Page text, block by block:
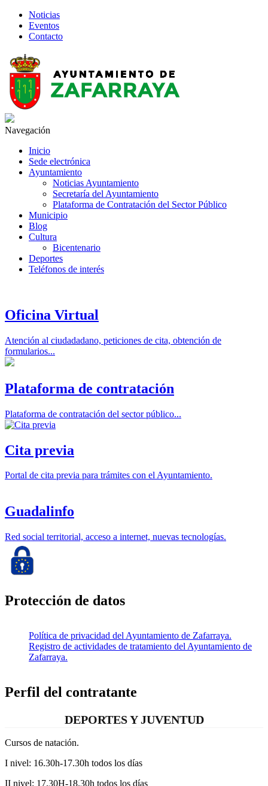
Noticias
Eventos
Contacto
Navegación
Inicio
Sede electrónica
Ayuntamiento
Noticias Ayuntamiento
Secretaría del Ayuntamiento
Plataforma de Contratación del Sector Público
Municipio
Blog
Cultura
Bicentenario
Deportes
Teléfonos de interés
Oficina Virtual
Atención al ciudadadano, peticiones de cita, obtención de
formularios...
Plataforma de contratación
Plataforma de contratación del sector público...
Cita previa
Portal de cita previa para trámites con el Ayuntamiento.
Guadalinfo
Red social territorial, acceso a internet, nuevas tecnologías.
Protección de datos
Política de privacidad del Ayuntamiento de Zafarraya.
Registro de actividades de tratamiento del Ayuntamiento de
Zafarraya.
Perfil del contratante
DEPORTES Y JUVENTUD
Cursos de natación.
I nivel: 16.30h-17.30h todos los días
II nivel: 17.30H-18.30h todos los días